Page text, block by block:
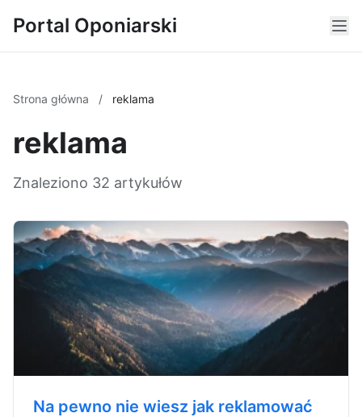
Portal Oponiarski
Strona główna / reklama
reklama
Znaleziono 32 artykułów
Na pewno nie wiesz jak reklamować